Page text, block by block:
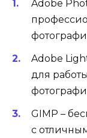
Adobe
Adobe
для
GIMP –
с